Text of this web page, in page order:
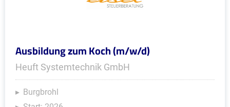
Ausbildung zum Koch (m/w/d)
Heuft Systemtechnik GmbH
Burgbrohl